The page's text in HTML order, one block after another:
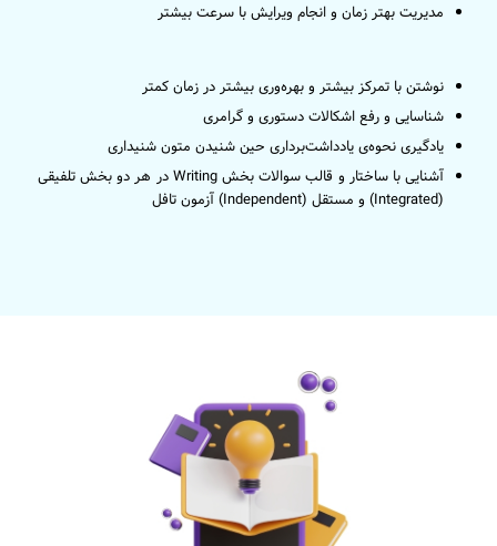
مدیریت بهتر زمان و انجام ویرایش با سرعت بیشتر
نوشتن با تمرکز بیشتر و بهره‌وری بیشتر در زمان کمتر
شناسایی و رفع اشکالات دستوری و گرامری
یادگیری نحوه‌ی یادداشت‌برداری حین شنیدن متون شنیداری
آشنایی با ساختار و قالب سوالات بخش Writing در هر دو بخش تلفیقی
(Integrated) و مستقل (Independent) آزمون تافل